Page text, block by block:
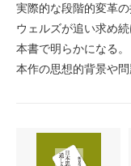
実際的な段階的変革の
ウェルズが追い求め
本書で明らかになる。
本作の思想的背景や